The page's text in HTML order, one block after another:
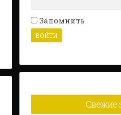
Запомнить
Свежие